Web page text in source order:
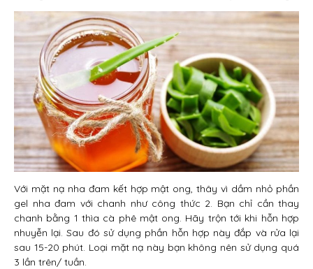
Với mặt nạ nha đam kết hợp mật ong, thây vì dầm nhỏ phần
gel nha đam với chanh như công thức 2. Bạn chỉ cần thay
chanh bằng 1 thìa cà phê mật ong. Hãy trộn tới khi hỗn hợp
nhuyễn lại. Sau đó sử dụng phần hỗn hợp này đắp và rửa lại
sau 15-20 phút. Loại mặt nạ này bạn không nên sử dụng quá
3 lần trên/ tuần.